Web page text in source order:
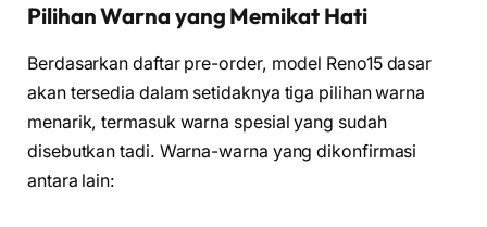
Pilihan Warna yang Memikat Hati
Berdasarkan daftar pre-order, model Reno15 dasar
akan tersedia dalam setidaknya tiga pilihan warna
menarik, termasuk warna spesial yang sudah
disebutkan tadi. Warna-warna yang dikonfirmasi
antara lain: